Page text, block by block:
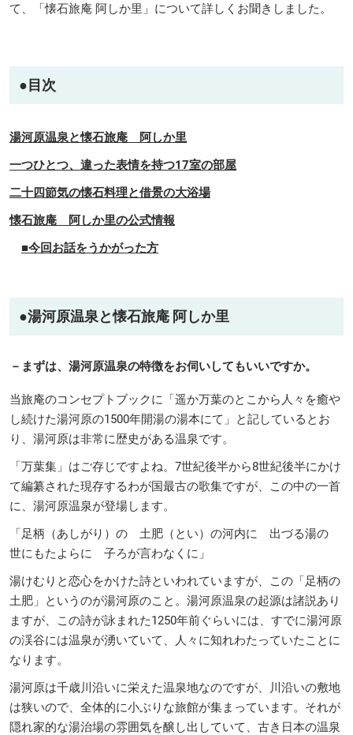
て、「懐石旅庵 阿しか里」について詳しくお聞きしました。
●目次
湯河原温泉と懐石旅庵 阿しか里
一つひとつ、違った表情を持つ17室の部屋
二十四節気の懐石料理と借景の大浴場
懐石旅庵 阿しか里の公式情報
■今回お話をうかがった方
●湯河原温泉と懐石旅庵 阿しか里
－ まずは、湯河原温泉の特徴をお伺いしてもいいですか。
当旅庵のコンセプトブックに「遥か万葉のとこから人々を癒や
し続けた湯河原の1500年開湯の湯本にて」と記しているとお
り、湯河原は非常に歴史がある温泉です。
「万葉集」はご存じですよね。7世紀後半から8世紀後半にかけ
て編纂された現存するわが国最古の歌集ですが、この中の一首
に、湯河原温泉が登場します。
「足柄（あしがり）の 土肥（とい）の河内に 出づる湯の
世にもたよらに 子ろが言わなくに」
湯けむりと恋心をかけた詩といわれていますが、この「足柄の
土肥」というのが湯河原のこと。湯河原温泉の起源は諸説あり
ますが、この詩が詠まれた1250年前ぐらいには、すでに湯河原
の渓谷には温泉が湧いていて、人々に知れわたっていたことに
なります。
湯河原は千歳川沿いに栄えた温泉地なのですが、川沿いの敷地
は狭いので、全体的に小ぶりな旅館が集まっています。それが
隠れ家的な湯治場の雰囲気を醸し出していて、古き日本の温泉